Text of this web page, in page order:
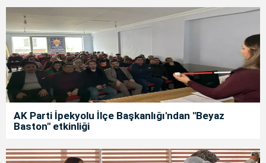
AK Parti İpekyolu İlçe Başkanlığı'ndan "Beyaz
Baston" etkinliği